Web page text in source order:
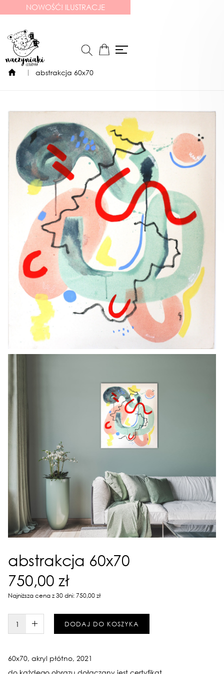
NOWOŚĆ! ILUSTRACJE
abstrakcja 60x70
abstrakcja 60x70
750,00 zł
Najniższa cena z 30 dni: 750,00 zł
W KOSZYKU :)DODAJ DO KOSZYKA
60x70, akryl płótno, 2021